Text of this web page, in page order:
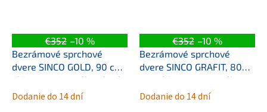
€352 –10 %
Bezrámové sprchové
dvere SINCO GOLD, 90 cm,
195 cm, Univerzálna Ľavé
/ Pravé, Číre
Dodanie do 14 dní
€352 –10 %
Bezrámové sprchové
dvere SINCO GRAFIT, 80
cm, 195 cm, Univerzálna
Ľavé / Pravé, Číre
Dodanie do 14 dní